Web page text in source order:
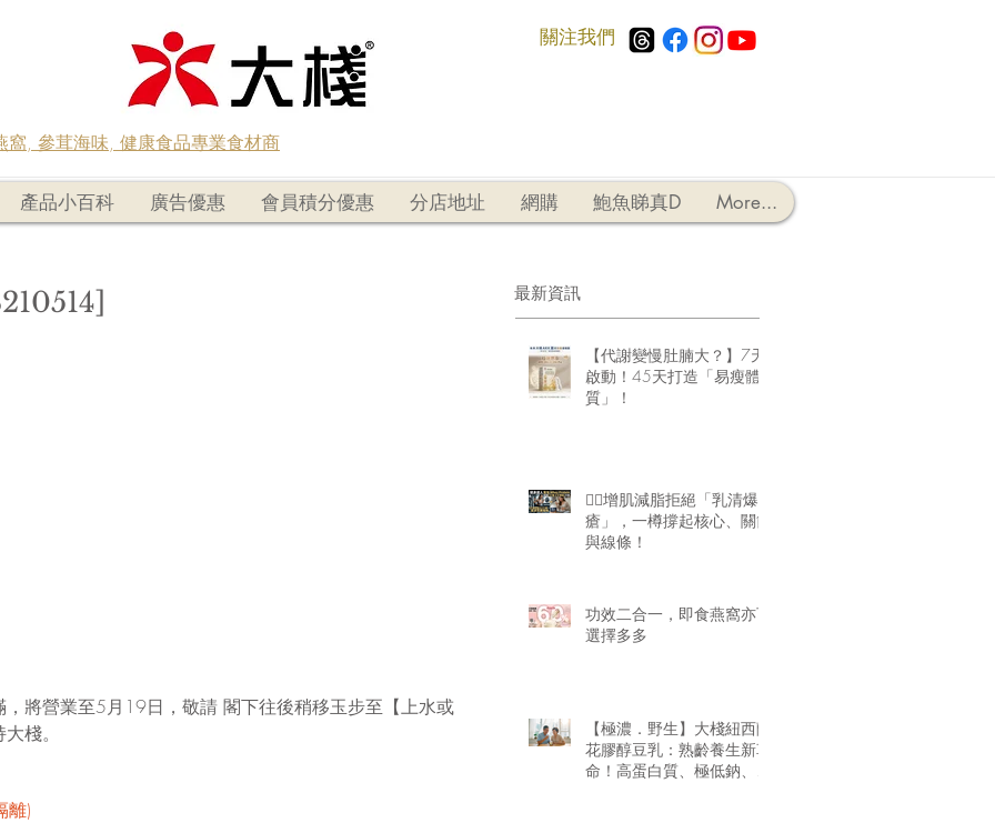
​關注我們
, 參茸海味, 健康食品專業食材商
產品小百科 廣告優惠 會員積分優惠 分店地址 網購 鮑魚睇真D More...
，將營業至5月19日，敬請 閣下往後稍移玉步至【上水或
棧。
離)
最新資訊
【代謝變慢肚腩大？】7天
啟動！45天打造「易瘦體
質」！
🏋️‍♂️增肌減脂拒絕「乳清爆
瘡」，一樽撐起核心、關節
與線條！
功效二合一，即食燕窩亦可
選擇多多
【極濃．野生】大棧紐西蘭
花膠醇豆乳：熟齡養生新革
命！高蛋白質、極低鈉、零